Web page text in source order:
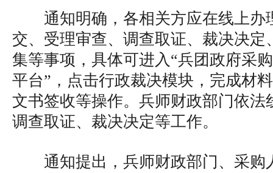
通知明确，各相关方应在线上办
交、受理审查、调查取证、裁决决定
集等事项，具体可进入“兵团政府采
平台”，点击行政裁决模块，完成材
文书签收等操作。兵师财政部门依法
调查取证、裁决决定等工作。
通知提出，兵师财政部门、采购